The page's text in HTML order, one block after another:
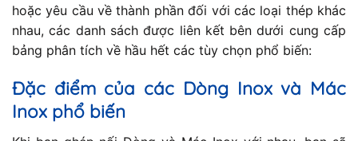
hoặc yêu cầu về thành phần đối với các loại thép khác
nhau, các danh sách được liên kết bên dưới cung cấp
bảng phân tích về hầu hết các tùy chọn phổ biến:
Đặc điểm của các Dòng Inox và Mác
Inox phổ biến